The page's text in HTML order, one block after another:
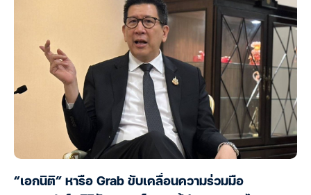
“เอกนิติ” หารือ Grab ขับเคลื่อนความร่วมมือ